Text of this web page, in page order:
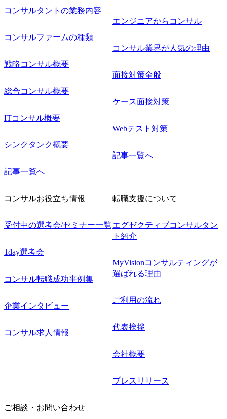
コンサルタントの業務内容
コンサルファームの種類
戦略コンサル概要
総合コンサル概要
ITコンサル概要
シンクタンク概要
記事一覧へ
エンジニアからコンサル
コンサル業界が人気の理由
面接対策全般
ケース面接対策
Webテスト対策
記事一覧へ
コンサルお役立ち情報
受付中の選考会/セミナー一覧
1day選考会
コンサル転職成功事例集
企業インタビュー
コンサル求人情報
転職支援について
エグゼクティブコンサルタン
ト紹介
MyVisionコンサルティングが
選ばれる理由
ご利用の流れ
代表挨拶
会社概要
プレスリリース
ご相談・お問い合わせ